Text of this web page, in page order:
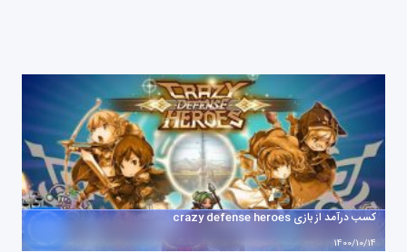
کسب درآمد از بازی crazy defense heroes
1400/10/14